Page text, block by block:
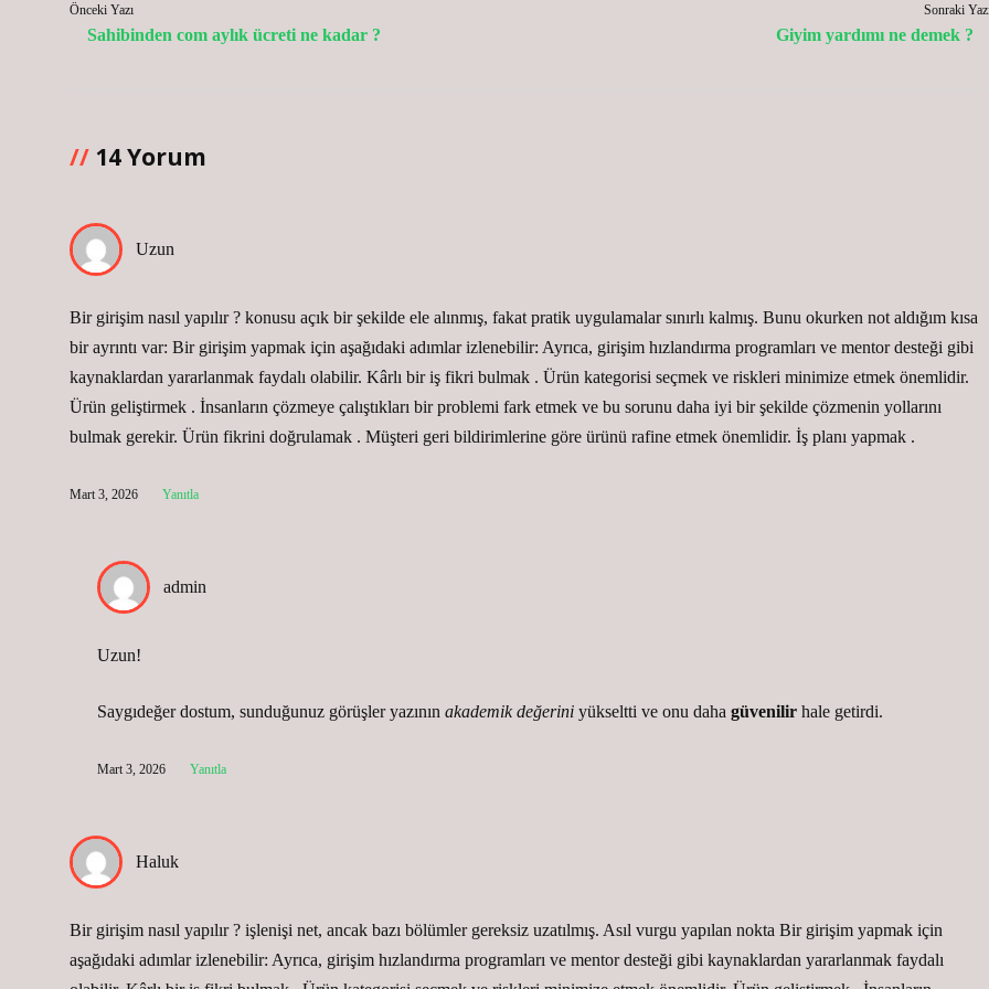
Önceki Yazı
Sahibinden com aylık ücreti ne kadar ?
Sonraki
Giyim yardımı ne demek ?
14 Yorum
Uzun
Bir girişim nasıl yapılır ? konusu açık bir şekilde ele alınmış, fakat pratik uygulamalar sınırlı kalmış. Bunu okurken not aldığım kısa
bir ayrıntı var: Bir girişim yapmak için aşağıdaki adımlar izlenebilir: Ayrıca, girişim hızlandırma programları ve mentor desteği gibi
kaynaklardan yararlanmak faydalı olabilir. Kârlı bir iş fikri bulmak . Ürün kategorisi seçmek ve riskleri minimize etmek önemlidir.
Ürün geliştirmek . İnsanların çözmeye çalıştıkları bir problemi fark etmek ve bu sorunu daha iyi bir şekilde çözmenin yollarını
bulmak gerekir. Ürün fikrini doğrulamak . Müşteri geri bildirimlerine göre ürünü rafine etmek önemlidir. İş planı yapmak .
Mart 3, 2026 Yanıtla
admin
Uzun!
Saygıdeğer dostum, sunduğunuz görüşler yazının akademik değerini yükseltti ve onu daha güvenilir hale getirdi.
Mart 3, 2026 Yanıtla
Haluk
Bir girişim nasıl yapılır ? işlenişi net, ancak bazı bölümler gereksiz uzatılmış. Asıl vurgu yapılan nokta Bir girişim yapmak için
aşağıdaki adımlar izlenebilir: Ayrıca, girişim hızlandırma programları ve mentor desteği gibi kaynaklardan yararlanmak faydalı